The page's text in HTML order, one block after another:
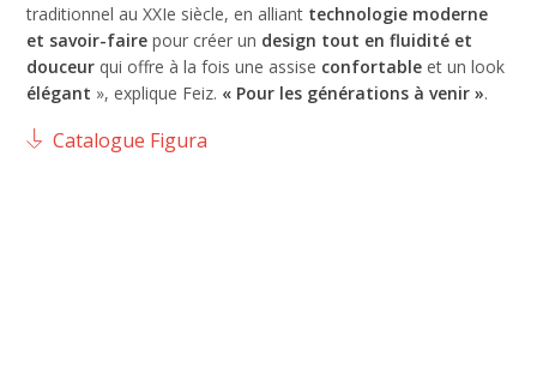
traditionnel au XXIe siècle, en alliant technologie moderne
et savoir-faire pour créer un design tout en fluidité et
douceur qui offre à la fois une assise confortable et un look
élégant », explique Feiz. « Pour les générations à venir ».
Catalogue Figura